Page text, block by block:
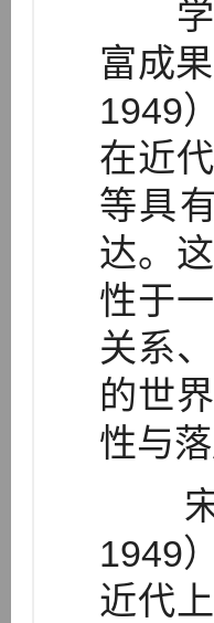
学术
富成
1949
在近
等具
达。
性于
关系
的世
性与
宋
1949
近代